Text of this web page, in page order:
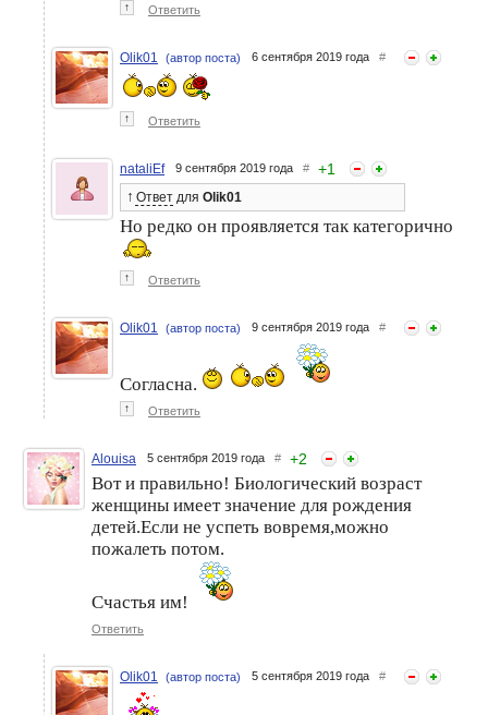
↑ Ответить
Olik01 (автор поста) 6 сентября 2019 года #
↑ Ответить
nataliEf 9 сентября 2019 года # +1
↑ Ответ для Olik01
Но редко он проявляется так категорично
↑ Ответить
Olik01 (автор поста) 9 сентября 2019 года #
Согласна.
↑ Ответить
Alouisa 5 сентября 2019 года # +2
Вот и правильно! Биологический возраст
женщины имеет значение для рождения
детей.Если не успеть вовремя,можно
пожалеть потом.
Счастья им!
Ответить
Olik01 (автор поста) 5 сентября 2019 года #